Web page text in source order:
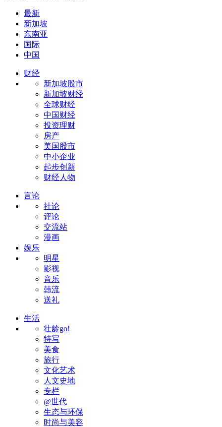
最新
新加坡
东南亚
国际
中国
财经
新加坡股市
新加坡财经
全球财经
中国财经
投资理财
房产
美国股市
中小企业
起步创新
财经人物
言论
社论
评论
交流站
漫画
娱乐
明星
影视
音乐
韩流
送礼
生活
壮龄go!
特写
美食
旅行
文化艺术
人文史地
专栏
@世代
生态与环保
时尚与美容